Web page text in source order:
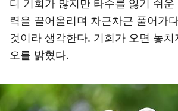
디 기회가 많지만 타수를 잃기 쉬운
력을 끌어올리며 차근차근 풀어가
것이라 생각한다. 기회가 오면 놓
오를 밝혔다.